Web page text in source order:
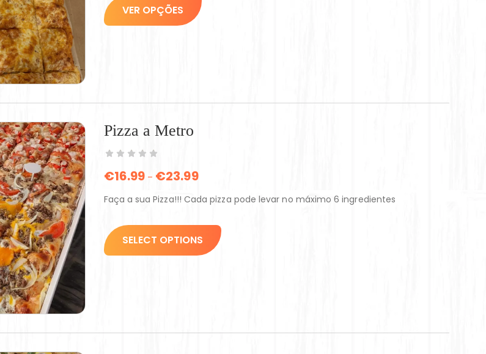
VER OPÇÕES
Pizza a Metro
€16.99 – €23.99
Faça a sua Pizza!!! Cada pizza pode levar no máximo 6 ingredientes
SELECT OPTIONS